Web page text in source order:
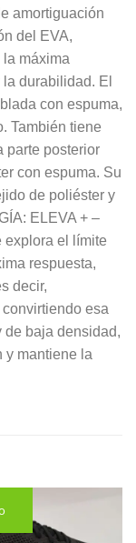
amortiguación
del EVA,
máxima
durabilidad. El
con espuma,
También tiene
parte posterior
con espuma. Su
de poliéster y
ELEVA + –
explora el límite
respuesta,
decir,
esa
de baja densidad,
y mantiene la